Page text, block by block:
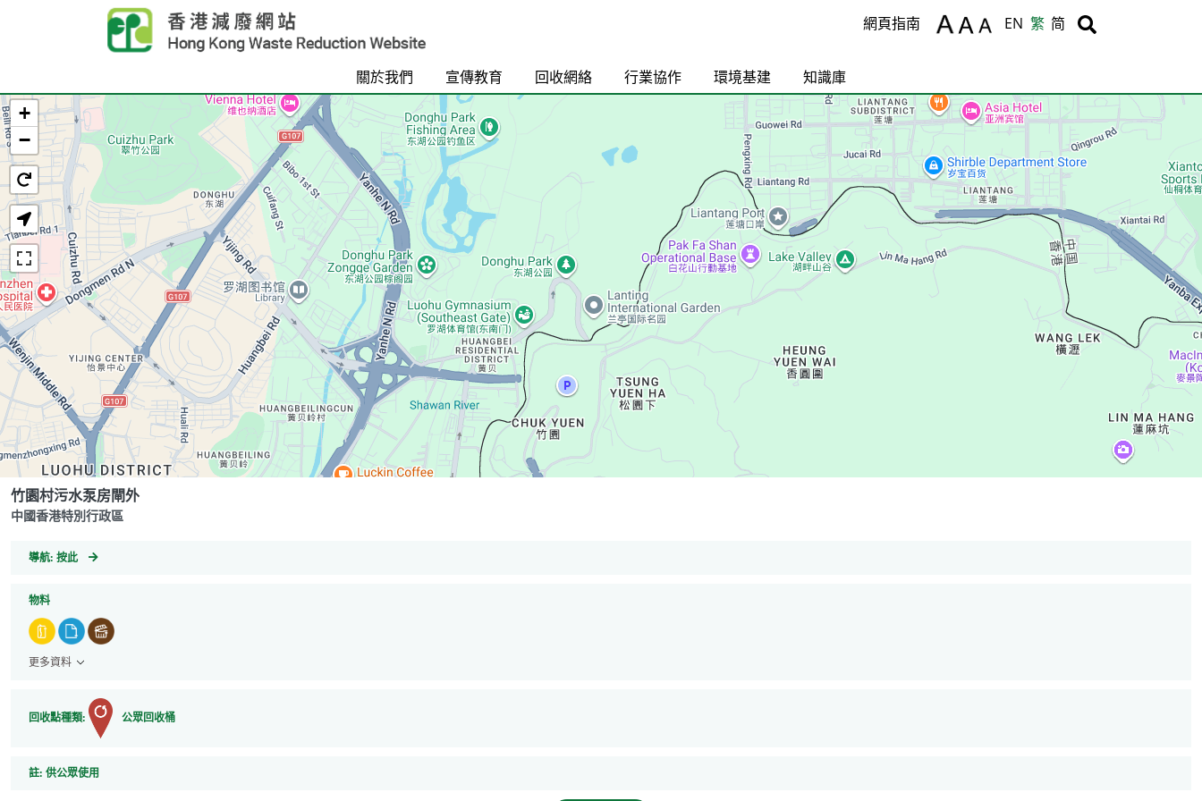
Skip to main content
Body
網頁指南 EN 繁 简 Body
關於我們 宣傳教育 回收網絡 行業協作 環境基建 知識庫
首頁
+
−
中國香港特別行政區
竹園村污水泵房閘外
導航: GeoCoordinates
按此
物料
更多資料
回收點種類: 公眾回收桶
註: 註
供公眾使用